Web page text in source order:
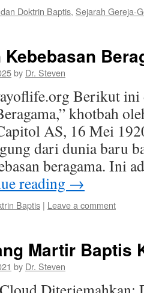
Doktrin Baptis, Sejarah Gereja-
by Dr. Steven
Berikut
khotbah
AS, 16 Mei
dari dunia baru
beragama. Ini
reading →
Baptis | Leave a comment
Martir Baptis
by Dr. Steven